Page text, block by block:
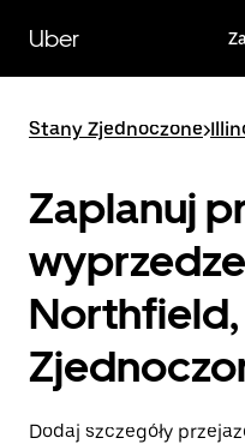
głównej
zawartości
Uber
Stany Zjednoczone>
Zaplanuj
Northfield,
Dodaj szczegóły